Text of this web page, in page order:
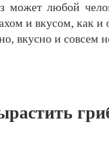
может любой
и вкусом, как
вкусно и совсем